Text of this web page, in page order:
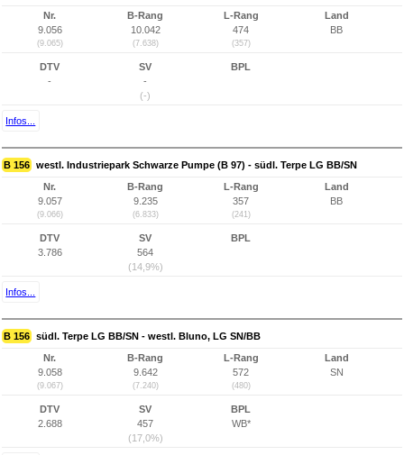
Nr.
9.056
(9.065)
B-Rang
10.042
(7.638)
L-Rang
474
(357)
Land
BB
DTV
-
SV
-
(-)
BPL
Infos...
B 156 westl. Industriepark Schwarze Pumpe (B 97) - südl. Terpe LG BB/SN
Nr.
9.057
(9.066)
B-Rang
9.235
(6.833)
L-Rang
357
(241)
Land
BB
DTV
3.786
SV
564
(14,9%)
BPL
Infos...
B 156 südl. Terpe LG BB/SN - westl. Bluno, LG SN/BB
Nr.
9.058
(9.067)
B-Rang
9.642
(7.240)
L-Rang
572
(480)
Land
SN
DTV
2.688
SV
457
(17,0%)
BPL
WB*